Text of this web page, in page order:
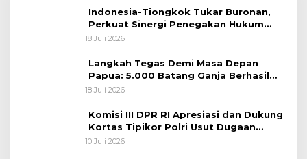
Indonesia-Tiongkok Tukar Buronan,
Perkuat Sinergi Penegakan Hukum
Lintas Negara
18 Juli 2026
Langkah Tegas Demi Masa Depan
Papua: 5.000 Batang Ganja Berhasil
Diungkap Koops TNI Habema
18 Juli 2026
Komisi III DPR RI Apresiasi dan Dukung
Kortas Tipikor Polri Usut Dugaan
Korupsi Batu Bara
10 Juli 2026